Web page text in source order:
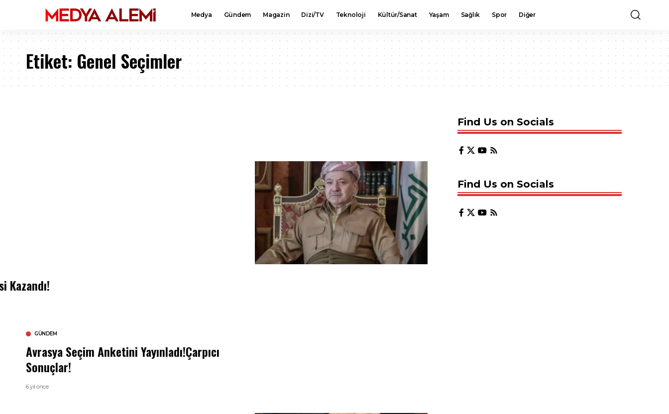
Medya Gündem Magazin Dizi/TV Teknoloji Kültür/Sanat Yaşam Sağlık Spor Diğer
Etiket: Genel Seçimler
Kazandı!
GÜNDEM
Avrasya Seçim Anketini Yayınladı!Çarpıcı
Sonuçlar!
6 yıl önce
Find Us on Socials
Find Us on Socials